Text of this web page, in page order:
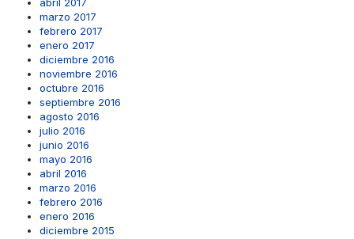
abril 2017
marzo 2017
febrero 2017
enero 2017
diciembre 2016
noviembre 2016
octubre 2016
septiembre 2016
agosto 2016
julio 2016
junio 2016
mayo 2016
abril 2016
marzo 2016
febrero 2016
enero 2016
diciembre 2015